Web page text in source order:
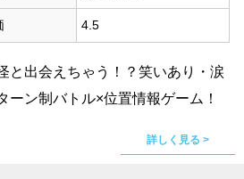
4.5
と出会えちゃう！？笑いあり・涙
ーン制バトル×位置情報ゲーム！
詳しく見る >